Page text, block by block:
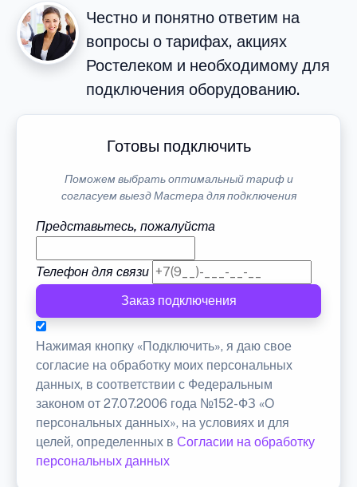
Честно и понятно ответим на
вопросы о тарифах, акциях
Ростелеком и необходимому для
подключения оборудованию.
Готовы подключить
Поможем выбрать оптимальный тариф и
согласуем выезд Мастера для подключения
Представьтесь, пожалуйста
Телефон для связи
Заказ подключения
Нажимая кнопку «Подключить», я даю свое
согласие на обработку моих персональных
данных, в соответствии с Федеральным
законом от 27.07.2006 года №152-ФЗ «О
персональных данных», на условиях и для
целей, определенных в Согласии на обработку
персональных данных